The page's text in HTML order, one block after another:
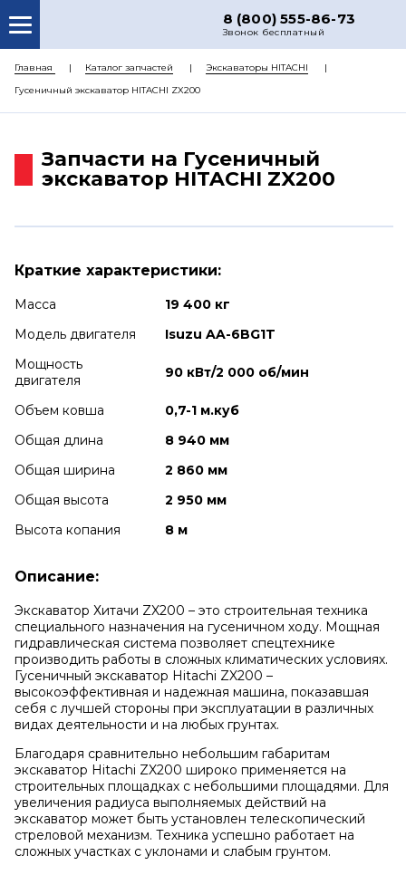
8 (800) 555-86-73
Звонок бесплатный
О НАС
КАТАЛОГ ЗАПЧАСТЕЙ
ДОСТАВКА
Главная Каталог запчастей
Экскаваторы HITACHI
Гусеничный экскаватор HITACHI ZX200
Запчасти на Гусеничный
экскаватор HITACHI ZX200
Краткие характеристики:
Масса
19 400 кг
Модель двигателя
Isuzu AA-6BG1T
Мощность
двигателя
90 кВт/2 000 об/мин
Объем ковша
0,7-1 м.куб
Общая длина
8 940 мм
Общая ширина
2 860 мм
Общая высота
2 950 мм
Высота копания
8 м
Описание:
Экскаватор Хитачи ZX200 – это строительная техника
специального назначения на гусеничном ходу. Мощная
гидравлическая система позволяет спецтехнике
производить работы в сложных климатических условиях.
Гусеничный экскаватор Hitachi ZX200 –
высокоэффективная и надежная машина, показавшая
себя с лучшей стороны при эксплуатации в различных
видах деятельности и на любых грунтах.
Благодаря сравнительно небольшим габаритам
экскаватор Hitachi ZX200 широко применяется на
строительных площадках с небольшими площадями. Для
увеличения радиуса выполняемых действий на
экскаватор может быть установлен телескопический
стреловой механизм. Техника успешно работает на
сложных участках с уклонами и слабым грунтом.